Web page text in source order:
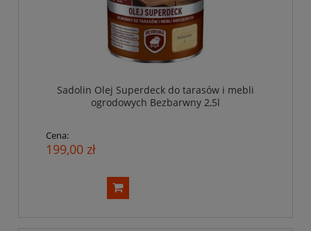
Sadolin Olej Superdeck do tarasów i mebli
ogrodowych Bezbarwny 2,5l
Cena:
199,00 zł